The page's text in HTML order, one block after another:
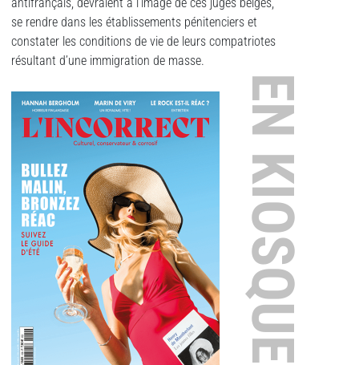
antifrançais, devraient à l’image de ces juges belges,
se rendre dans les établissements pénitenciers et
constater les conditions de vie de leurs compatriotes
résultant d’une immigration de masse.
EN KIOSQUE